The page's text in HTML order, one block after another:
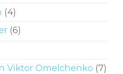
(4)
(6)
Viktor Omelchenko (7)